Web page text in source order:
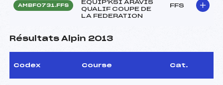
AMBF0731.FFS
EQUIP'KSI ARAVIS
QUALIF COUPE DE
LA FEDERATION
FFS
Résultats Alpin 2013
Codex Course Cat.